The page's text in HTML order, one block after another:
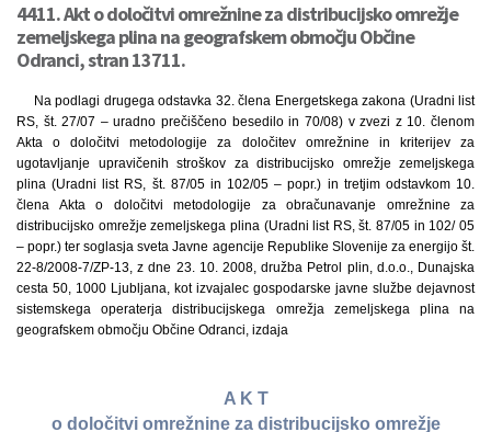
4411. Akt o določitvi omrežnine za distribucijsko omrežje
zemeljskega plina na geografskem območju Občine
Odranci, stran 13711.
Na podlagi drugega odstavka 32. člena Energetskega zakona (Uradni list
RS, št. 27/07 – uradno prečiščeno besedilo in 70/08) v zvezi z 10. členom
Akta o določitvi metodologije za določitev omrežnine in kriterijev za
ugotavljanje upravičenih stroškov za distribucijsko omrežje zemeljskega
plina (Uradni list RS, št. 87/05 in 102/05 – popr.) in tretjim odstavkom 10.
člena Akta o določitvi metodologije za obračunavanje omrežnine za
distribucijsko omrežje zemeljskega plina (Uradni list RS, št. 87/05 in 102/ 05
– popr.) ter soglasja sveta Javne agencije Republike Slovenije za energijo št.
22-8/2008-7/ZP-13, z dne 23. 10. 2008, družba Petrol plin, d.o.o., Dunajska
cesta 50, 1000 Ljubljana, kot izvajalec gospodarske javne službe dejavnost
sistemskega operaterja distribucijskega omrežja zemeljskega plina na
geografskem območju Občine Odranci, izdaja
A K T
o določitvi omrežnine za distribucijsko omrežje